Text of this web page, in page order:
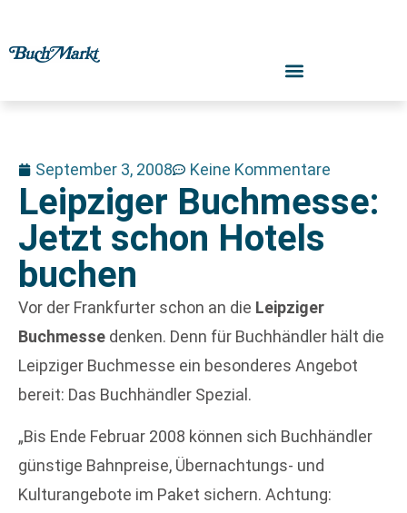
September 3, 2008 Keine Kommentare
Leipziger Buchmesse:
Jetzt schon Hotels
buchen
Vor der Frankfurter schon an die Leipziger
Buchmesse denken. Denn für Buchhändler hält die
Leipziger Buchmesse ein besonderes Angebot
bereit: Das Buchhändler Spezial.
„Bis Ende Februar 2008 können sich Buchhändler
günstige Bahnpreise, Übernachtungs- und
Kulturangebote im Paket sichern. Achtung: